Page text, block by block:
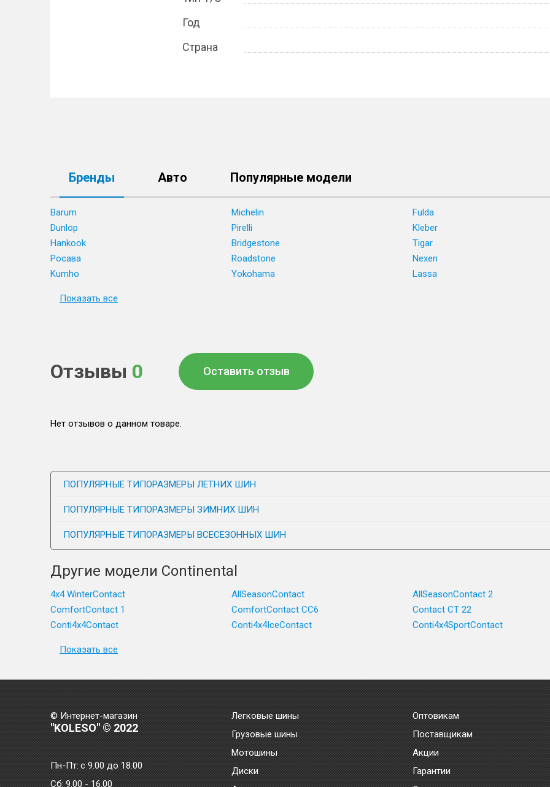
Год
Страна
Бренды Авто Популярные модели
Barum Michelin
Fulda
Dunlop
Pirelli
Kleber
Hankook
Bridgestone
Tigar
Росава
Roadstone
Nexen
Kumho
Yokohama Lassa
Показать все
Отзывы 0 Оставить отзыв
Нет отзывов о данном товаре.
ПОПУЛЯРНЫЕ ТИПОРАЗМЕРЫ ЛЕТНИХ ШИН
ПОПУЛЯРНЫЕ ТИПОРАЗМЕРЫ ЗИМНИХ ШИН
ПОПУЛЯРНЫЕ ТИПОРАЗМЕРЫ ВСЕСЕЗОННЫХ ШИН
Другие модели Continental
4x4 WinterContact AllSeasonContact
AllSeasonContact 2
ComfortContact 1
ComfortContact CC6
Contact CT 22
Conti4x4Contact
Conti4x4IceContact Conti4x4SportContact
Показать все
© Интернет-магазин
"KOLESO" © 2022
Пн-Пт:с 9.00 до 18.00
Сб: 9.00 - 16.00
Легковые шины
Грузовые шины
Мотошины
Диски
Оптовикам
Поставщикам
Акции
Гарантии